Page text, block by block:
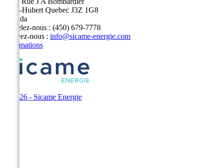
Saint-Hubert Quebec J3Z 1G8
Canada
Appelez-nous : (450) 679-7778
Écrivez-nous : info@sicame-energie.com
Informations
© 2026 - Sicame Energie